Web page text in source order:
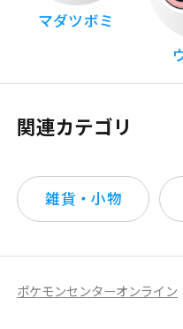
マダツボミ
関連カテゴリ
雑貨・小物
ポケモンセンターオンライン